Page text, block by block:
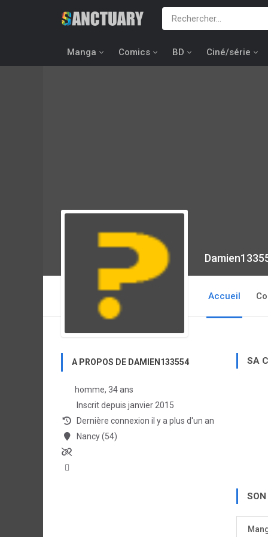
Manga Comics BD Ciné/série
Accueil
A PROPOS DE DAMIEN133554
homme, 34 ans
Inscrit depuis janvier 2015
Dernière connexion il y a plus d'un an
Nancy (54)
SA